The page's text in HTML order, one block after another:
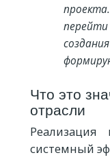
перейти
Что это
отрасли
системный